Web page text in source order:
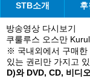
STB소개 후
방송영상 다시보기
쿠룰루스 오스만
※ 국내외에서 구매한
있는 권리만 가지고
D)와 DVD, CD, 비디